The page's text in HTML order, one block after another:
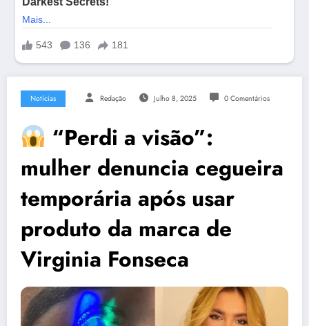
Notícias Redação Julho 8, 2025 0 Comentários
“Perdi a visão”:
mulher denuncia cegueira
temporária após usar
produto da marca de
Virginia Fonseca